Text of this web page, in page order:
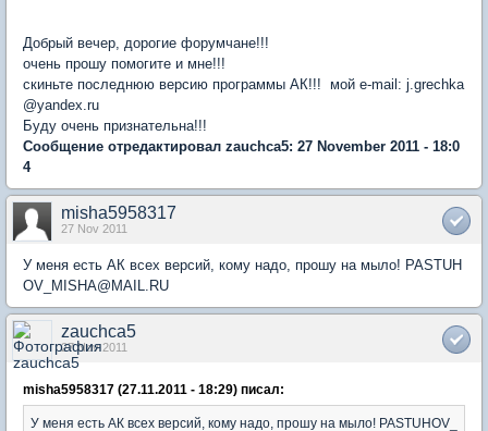
Добрый вечер, дорогие форумчане!!!
очень прошу помогите и мне!!!
скиньте последнюю версию программы АК!!! мой e-mail: j.grechka
@yandex.ru
Буду очень признательнa!!!
Сообщение отредактировал zauchca5: 27 November 2011 - 18:0
4
misha5958317
27 Nov 2011
У меня есть АК всех версий, кому надо, прошу на мыло! PASTUH
OV_MISHA@MAIL.RU
zauchca5
27 Nov 2011
misha5958317 (27.11.2011 - 18:29) писал:
У меня есть АК всех версий, кому надо, прошу на мыло! PASTUHOV_